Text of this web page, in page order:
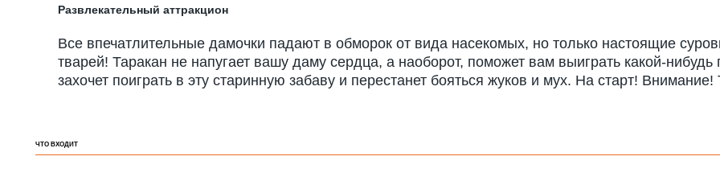
Развлекательный аттракцион
Все впечатлительные дамочки падают в обморок от вида насекомых, но только настоящие
тварей! Таракан не напугает вашу даму сердца, а наоборот, поможет вам выиграть какой-
захочет поиграть в эту старинную забаву и перестанет бояться жуков и мух. На старт! Внимание!
ЧТО ВХОДИТ